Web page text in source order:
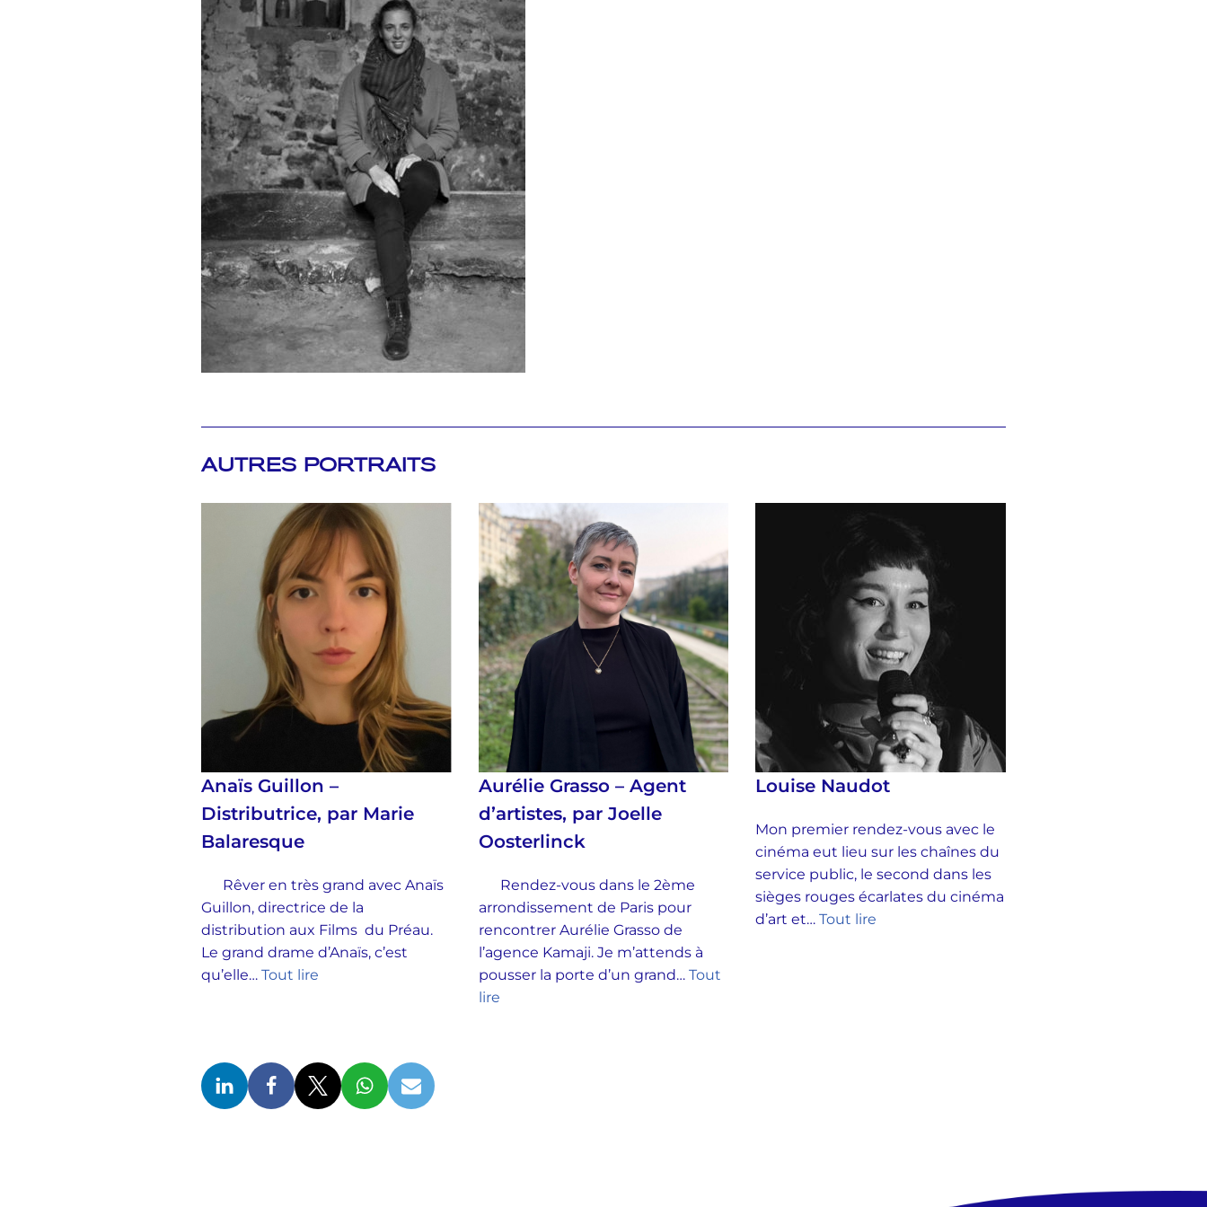
AUTRES PORTRAITS
Anaïs Guillon –
Distributrice, par Marie
Balaresque
Rêver en très grand avec Anaïs
Guillon, directrice de la
distribution aux Films du Préau.
Le grand drame d’Anaïs, c’est
qu’elle… Tout lire
Aurélie Grasso – Agent
d’artistes, par Joelle
Oosterlinck
Rendez-vous dans le 2ème
arrondissement de Paris pour
rencontrer Aurélie Grasso de
l’agence Kamaji. Je m’attends à
pousser la porte d’un grand… Tout
lire
Louise Naudot
Mon premier rendez-vous avec le
cinéma eut lieu sur les chaînes du
service public, le second dans les
sièges rouges écarlates du cinéma
d’art et…Tout lire